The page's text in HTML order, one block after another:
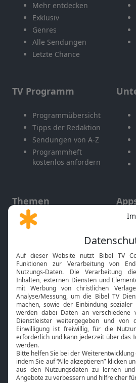
Mehr entdecken
Exklusiv
Genres
Alle Sendungen
Letzte Chance
TV Programm
Programmübersicht
Tipps der Redaktion
Sendungen von A-Z
Programmheft
kostenlos anfordern
Themen
Gott und Bibel erklärt
Neuigkeiten
Bibel TV
Über uns
Jobs